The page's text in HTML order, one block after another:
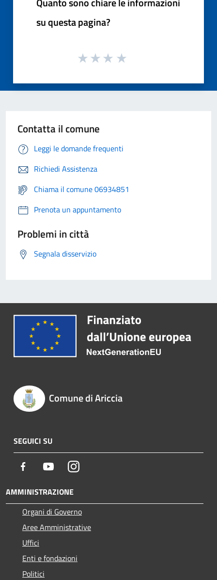
su questa pagina?
Contatta il comune
Leggi le domande frequenti
Richiedi Assistenza
Chiama il comune 06934851
Prenota un appuntamento
Problemi in città
Segnala disservizio
Comune di Ariccia
SEGUICI SU
Facebook YoutubeInstagram
AMMINISTRAZIONE
Organi di Governo
Aree Amministrative
Uffici
Enti e fondazioni
Politici